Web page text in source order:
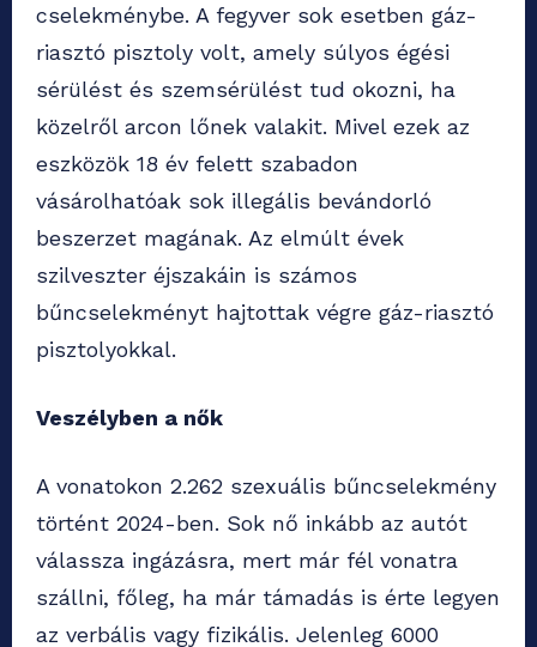
cselekménybe. A fegyver sok esetben gáz-
riasztó pisztoly volt, amely súlyos égési
sérülést és szemsérülést tud okozni, ha
közelről arcon lőnek valakit. Mivel ezek az
eszközök 18 év felett szabadon
vásárolhatóak sok illegális bevándorló
beszerzet magának. Az elmúlt évek
szilveszter éjszakáin is számos
bűncselekményt hajtottak végre gáz-riasztó
pisztolyokkal.
Veszélyben a nők
A vonatokon 2.262 szexuális bűncselekmény
történt 2024-ben. Sok nő inkább az autót
válassza ingázásra, mert már fél vonatra
szállni, főleg, ha már támadás is érte legyen
az verbális vagy fizikális. Jelenleg 6000